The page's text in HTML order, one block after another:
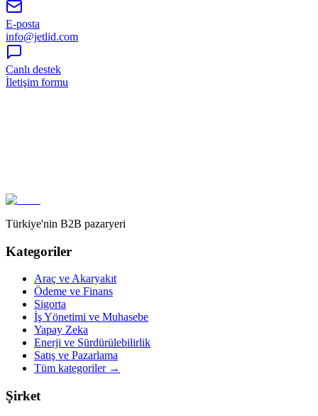
E-posta
info@jetlid.com
Canlı destek
İletişim formu
Türkiye'nin B2B pazaryeri
Kategoriler
Araç ve Akaryakıt
Ödeme ve Finans
Sigorta
İş Yönetimi ve Muhasebe
Yapay Zeka
Enerji ve Sürdürülebilirlik
Satış ve Pazarlama
Tüm kategoriler→
Şirket